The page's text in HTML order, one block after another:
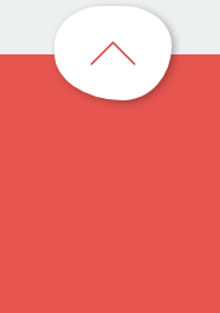
回
到
頁